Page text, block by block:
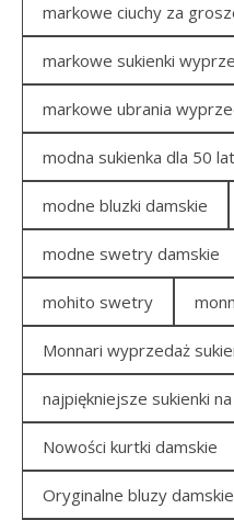
markowe ciuchy za
markowe sukienki
markowe ubrania
modna sukienka dla 50
modne bluzki damskie
modne swetry damskie
mohito swetry
Monnari wyprzedaż
najpiękniejsze sukienki
Nowości kurtki damskie
Oryginalne bluzy damskie